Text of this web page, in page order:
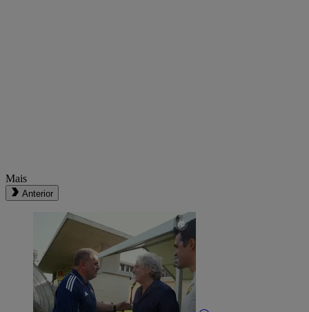
Mais
Anterior